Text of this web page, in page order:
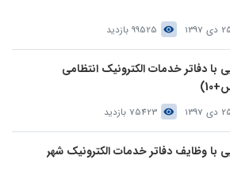
1397 99525 بازدید
با دفاتر خدمات الکترونیک انتظامی
1397 75423 بازدید
با وظایف دفاتر خدمات الکترونیک شهر